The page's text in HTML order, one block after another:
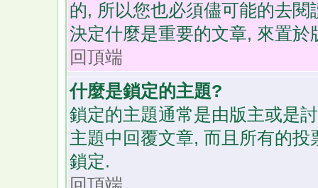
的, 所以您也必須儘可能的去
決定什麼是重要的文章, 來置於
回頂端
什麼是鎖定的主題?
鎖定的主題通常是由版主或是
主題中回覆文章, 而且所有的
鎖定.